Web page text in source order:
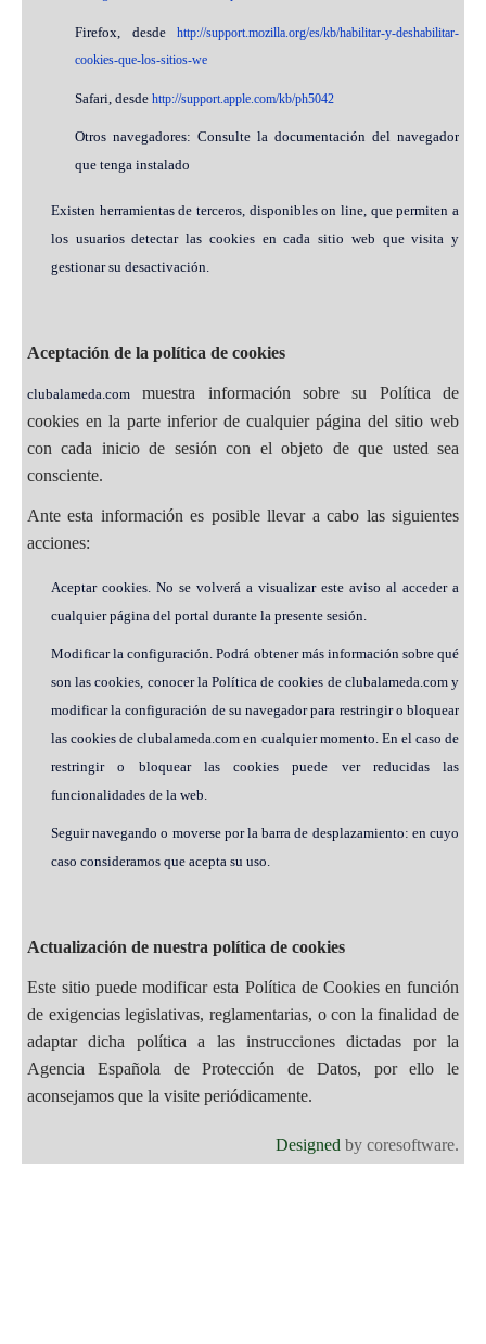
Firefox, desde http://support.mozilla.org/es/kb/habilitar-y-deshabilitar-
cookies-que-los-sitios-we
Safari, desde http://support.apple.com/kb/ph5042
Otros navegadores: Consulte la documentación del navegador
que tenga instalado
Existen herramientas de terceros, disponibles on line, que permiten a
los usuarios detectar las cookies en cada sitio web que visita y
gestionar su desactivación.
Aceptación de la política de cookies
clubalameda.com muestra información sobre su Política de
cookies en la parte inferior de cualquier página del sitio web
con cada inicio de sesión con el objeto de que usted sea
consciente.
Ante esta información es posible llevar a cabo las siguientes
acciones:
Aceptar cookies. No se volverá a visualizar este aviso al acceder a
cualquier página del portal durante la presente sesión.
Modificar la configuración. Podrá obtener más información sobre qué
son las cookies, conocer la Política de cookies de clubalameda.com y
modificar la configuración de su navegador para restringir o bloquear
las cookies de clubalameda.com en cualquier momento. En el caso de
restringir o bloquear las cookies puede ver reducidas las
funcionalidades de la web.
Seguir navegando o moverse por la barra de desplazamiento: en cuyo
caso consideramos que acepta su uso.
Actualización de nuestra política de cookies
Este sitio puede modificar esta Política de Cookies en función
de exigencias legislativas, reglamentarias, o con la finalidad de
adaptar dicha política a las instrucciones dictadas por la
Agencia Española de Protección de Datos, por ello le
aconsejamos que la visite periódicamente.
Designed by coresoftware.